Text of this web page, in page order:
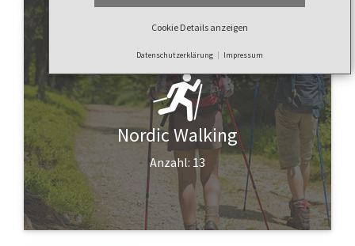
Cookie Details anzeigen
Datenschutzerklärung Impressum
Nordic Walking
Anzahl: 13